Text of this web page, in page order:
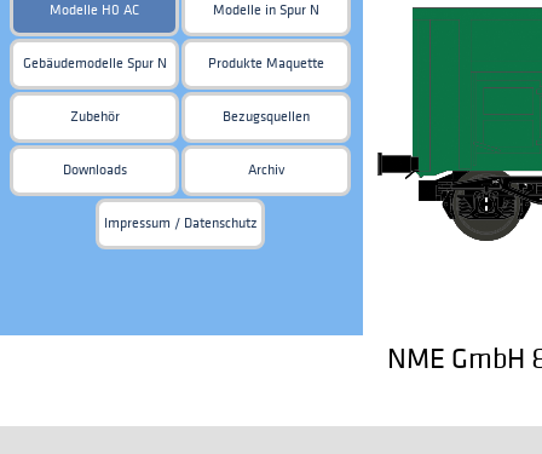
Modelle H0 AC Modelle in Spur N
Gebäudemodelle Spur N Produkte Maquette
Zubehör Bezugsquellen
Downloads Archiv
Impressum / Datenschutz
NME GmbH